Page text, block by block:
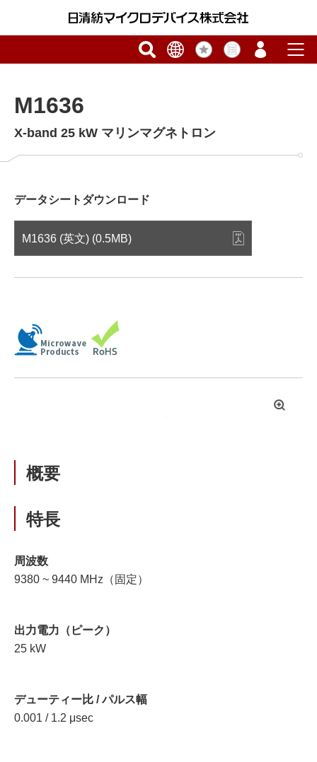
M1636
X-band 25 kW マリンマグネトロン
データシートダウンロード
M1636 (英文) (0.5MB)
拡
概要
特長
周波数
9380 ~ 9440 MHz（固定）
出力電力（ピーク）
25 kW
デューティー比 / パルス幅
0.001 / 1.2 μsec